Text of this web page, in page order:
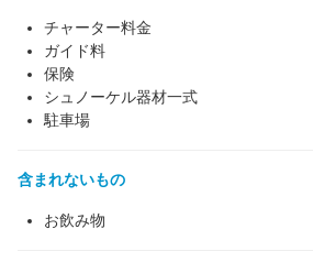
チャーター料金
ガイド料
保険
シュノーケル器材一式
駐車場
含まれないもの
お飲み物